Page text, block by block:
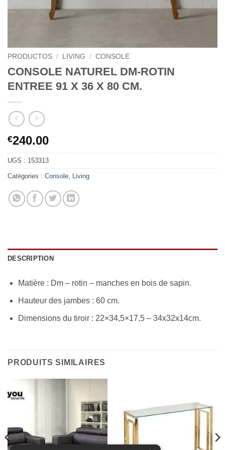
PRODUCTOS / LIVING / CONSOLE
CONSOLE NATUREL DM-ROTIN
ENTREE 91 X 36 X 80 CM.
€240.00
UGS : 153313
Catégories : Console, Living
DESCRIPTION
Matière : Dm – rotin – manches en bois de sapin.
Hauteur des jambes : 60 cm.
Dimensions du tiroir : 22×34,5×17,5 – 34x32x14cm.
PRODUITS SIMILAIRES